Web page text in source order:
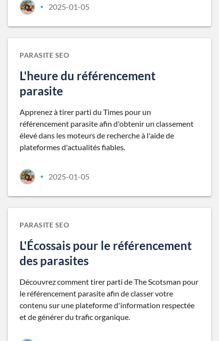
• 2025-01-05
PARASITE SEO
L'heure du référencement
parasite
Apprenez à tirer parti du Times pour un
référencement parasite afin d'obtenir un classement
élevé dans les moteurs de recherche à l'aide de
plateformes d'actualités fiables.
• 2025-01-05
PARASITE SEO
L'Écossais pour le référencement
des parasites
Découvrez comment tirer parti de The Scotsman pour
le référencement parasite afin de classer votre
contenu sur une plateforme d'information respectée
et de générer du trafic organique.